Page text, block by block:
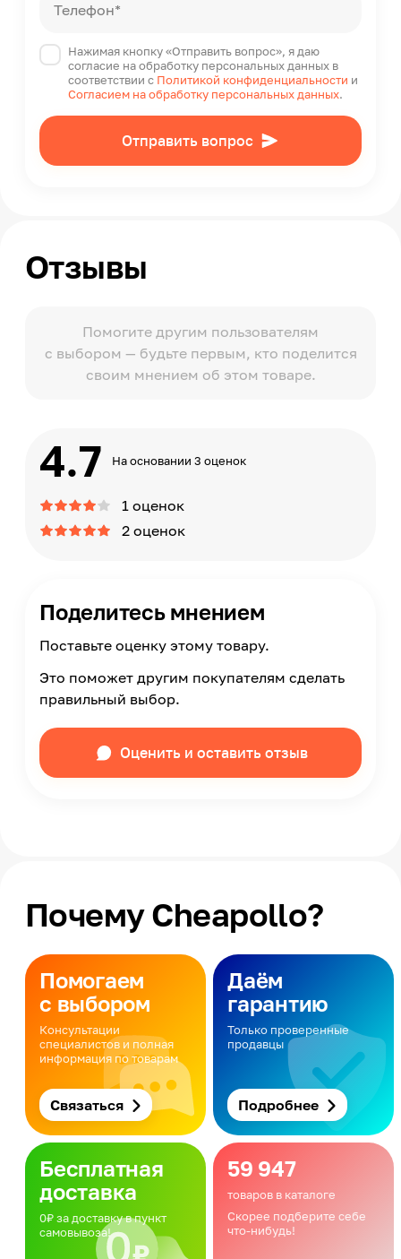
Телефон*
Нажимая кнопку «Отправить вопрос», я даю
согласие на обработку персональных данных в
соответствии с Политикой конфиденциальности и
Согласием на обработку персональных данных.
Отправить вопрос
Отзывы
Помогите другим пользователям
с выбором — будьте первым, кто поделится
своим мнением об этом товаре.
4.7 На основании 3 оценок
1 оценок
2 оценок
Поделитесь мнением
Поставьте оценку этому товару.
Это поможет другим покупателям сделать
правильный выбор.
Оценить и оставить отзыв
Почему Cheapollo?
Помогаем
с выбором
Консультации
специалистов и полная
информация по товарам
Связаться
Даём
гарантию
Только проверенные
продавцы
Подробнее
Бесплатная
доставка
0₽ за доставку в пункт
самовывоза!
59 947
товаров в каталоге
Скорее подберите себе
что-нибудь!